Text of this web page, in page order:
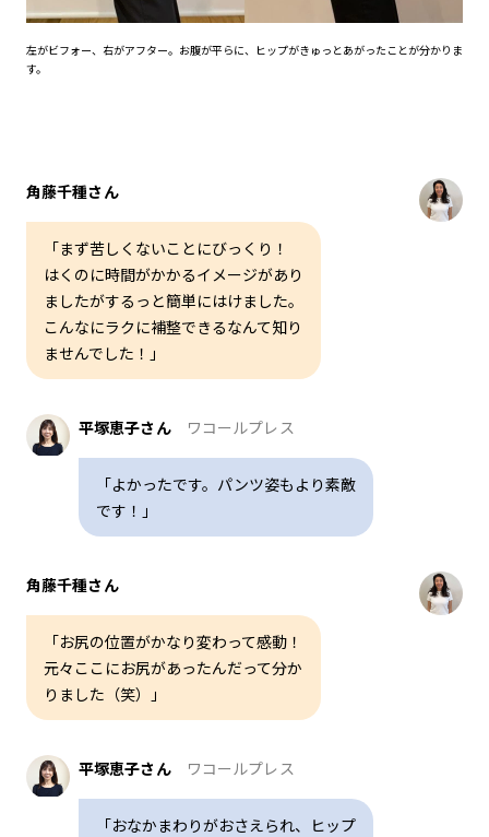
左がビフォー、右がアフター。お腹が平らに、ヒップがきゅっとあがったことが分かりま
す。
角藤千種さん
「まず苦しくないことにびっくり！
はくのに時間がかかるイメージがあり
ましたがするっと簡単にはけました。
こんなにラクに補整できるなんて知り
ませんでした！」
平塚恵子さん ワコールプレス
「よかったです。パンツ姿もより素敵
です！」
角藤千種さん
「お尻の位置がかなり変わって感動！
元々ここにお尻があったんだって分か
りました（笑）」
平塚恵子さん ワコールプレス
「おなかまわりがおさえられ、ヒップ